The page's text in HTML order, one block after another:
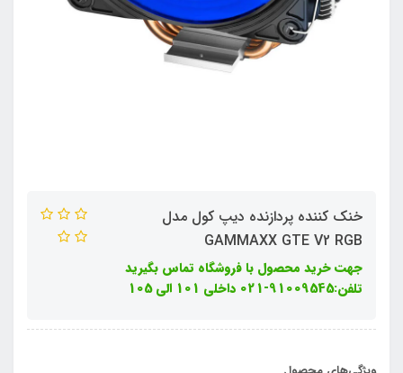
خنک کننده پردازنده دیپ کول مدل
GAMMAXX GTE V2 RGB
جهت خرید محصول با فروشگاه تماس بگیرید
تلفن:91009545-021 داخلی 101 الی 105